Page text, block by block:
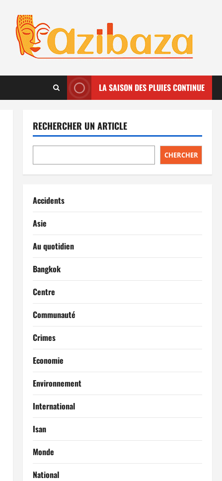
LA SAISON DES PLUIES CONTINUE
RECHERCHER UN ARTICLE
CHERCHER
Accidents
Asie
Au quotidien
Bangkok
Centre
Communauté
Crimes
Economie
Environnement
International
Isan
Monde
National